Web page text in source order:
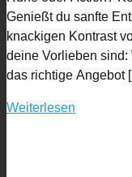
Genießt du sanfte
knackigen Kontrast
deine Vorlieben sind:
das richtige Angebot
Weiterlesen